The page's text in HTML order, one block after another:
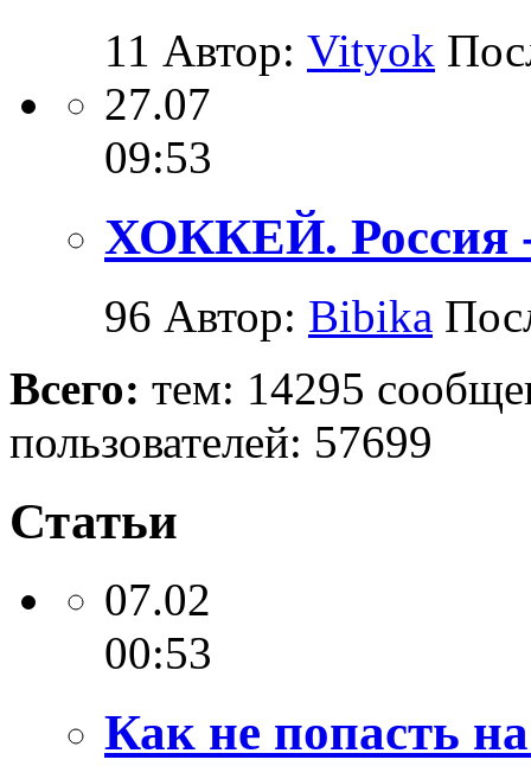
11 Автор: Vityok
27.07
09:53
ХОККЕЙ. Россия
96 Автор: Bibika
Всего: тем: 14295
пользователей: 57699
Статьи
07.02
00:53
Как не попасть